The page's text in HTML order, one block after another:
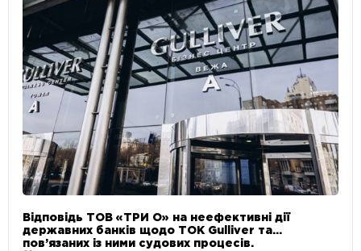
Відповідь ТОВ «ТРИ О» на неефективні дії
державних банків щодо ТОК Gulliver та
пов’язаних із ними судових процесів.